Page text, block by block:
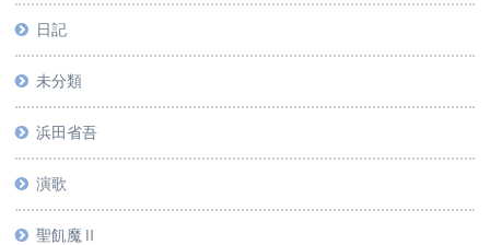
日記
未分類
浜田省吾
演歌
聖飢魔Ⅱ